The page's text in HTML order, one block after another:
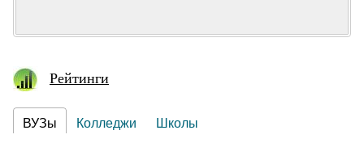
Рейтинги
ВУЗы Колледжи
Школы